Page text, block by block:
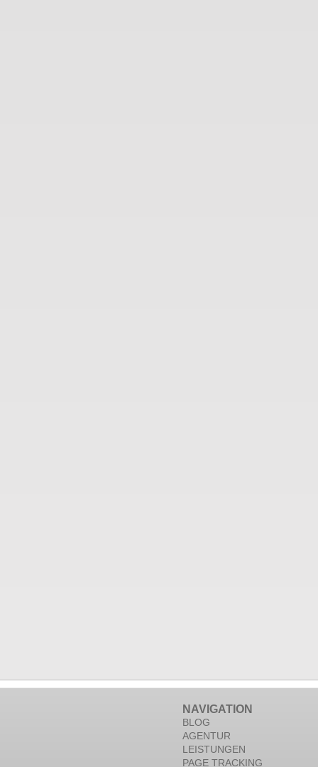
NAVIGATION
BLOG
AGENTUR
LEISTUNGEN
PAGE TRACKING